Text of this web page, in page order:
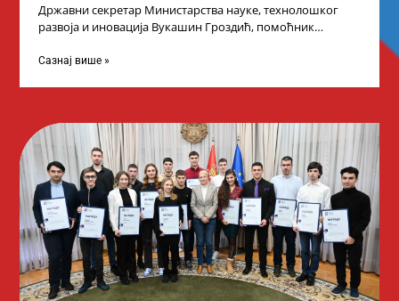
Државни секретар Министарства науке, технолошког
развоја и иновација Вукашин Гроздић, помоћник
промоцију
Сазнај више »